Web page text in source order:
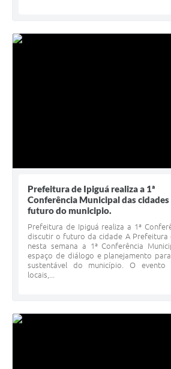
Prefeitura de Ipiguá realiza a 1ª
Conferência Municipal das
futuro do municipio.
Prefeitura de Ipiguá realiza a 1ª
discutir o futuro da cidade A Prefeitura
nesta semana a 1ª Conferência
espaço de diálogo e planejamento
sustentável do município. O evento
locais,...